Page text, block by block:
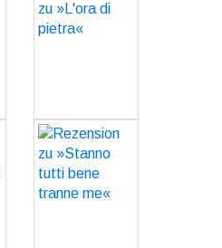
»L'ora di
pietra«
Rezension zu
»Stanno tutti
bene tranne
me«